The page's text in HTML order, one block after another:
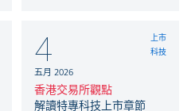
4
五月 2026
上市
科技
香港交易所觀點
解讀特專科技上市章節